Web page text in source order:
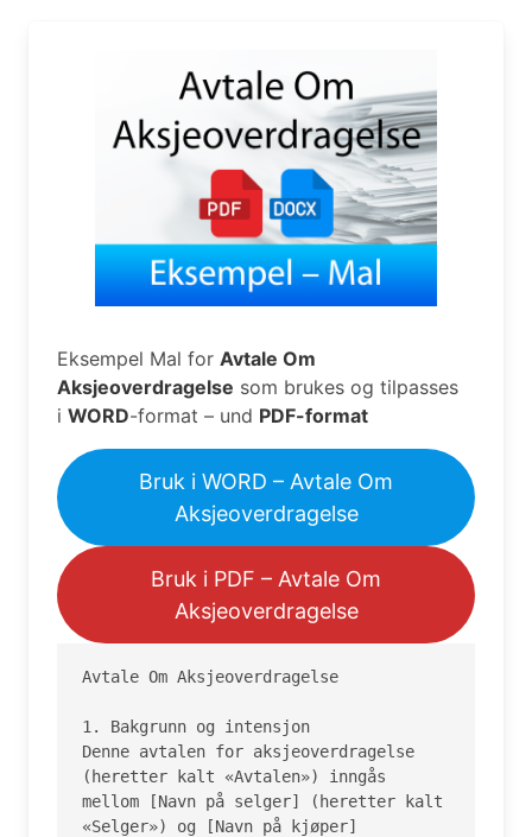
Eksempel Mal for Avtale Om
Aksjeoverdragelse som brukes og tilpasses
i WORD-format – und PDF-format
Bruk i WORD – Avtale Om
Aksjeoverdragelse
Bruk i PDF – Avtale Om
Aksjeoverdragelse
Avtale Om Aksjeoverdragelse
1. Bakgrunn og intensjon
Denne avtalen for aksjeoverdragelse
(heretter kalt «Avtalen») inngås
mellom [Navn på selger] (heretter kalt
«Selger») og [Navn på kjøper]